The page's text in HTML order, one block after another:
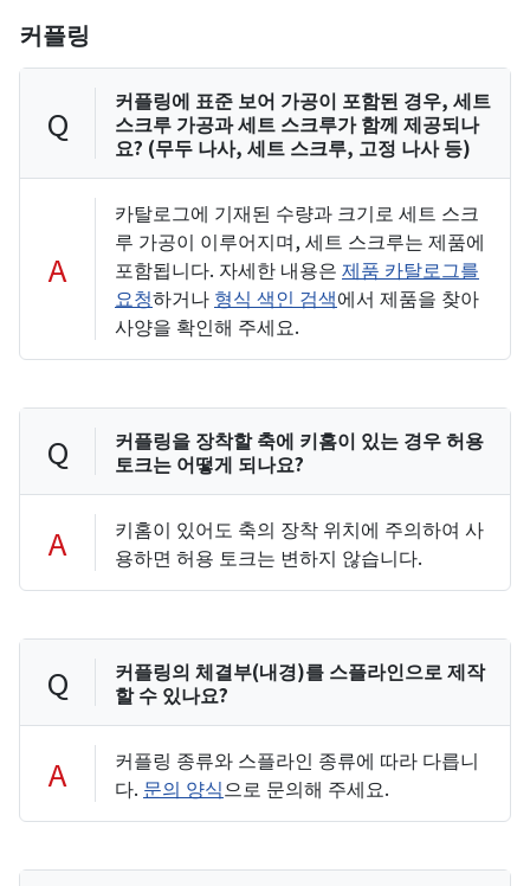
커플링
Q
커플링에 표준 보어 가공이 포함된 경우, 세트
스크루 가공과 세트 스크루가 함께 제공되나
요? (무두 나사, 세트 스크루, 고정 나사 등)
A
카탈로그에 기재된 수량과 크기로 세트 스크
루 가공이 이루어지며, 세트 스크루는 제품에
포함됩니다. 자세한 내용은 제품 카탈로그를
요청하거나 형식 색인 검색에서 제품을 찾아
사양을 확인해 주세요.
Q
커플링을 장착할 축에 키홈이 있는 경우 허용
토크는 어떻게 되나요?
A
키홈이 있어도 축의 장착 위치에 주의하여 사
용하면 허용 토크는 변하지 않습니다.
Q
커플링의 체결부(내경)를 스플라인으로 제작
할 수 있나요?
A
커플링 종류와 스플라인 종류에 따라 다릅니
다. 문의 양식으로 문의해 주세요.